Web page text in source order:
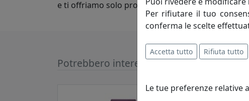
e ti offriamo solo prodotti di alta qualità
Potrebbero interessarti
Per rifiutare il tuo
conferma le scelte
Accetta tutto Rifiuta tutto
Le tue preferenze relative